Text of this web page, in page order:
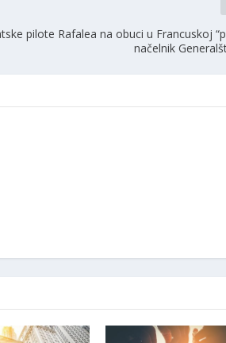
pilote Rafalea na obuci u Francuskoj
načelnik